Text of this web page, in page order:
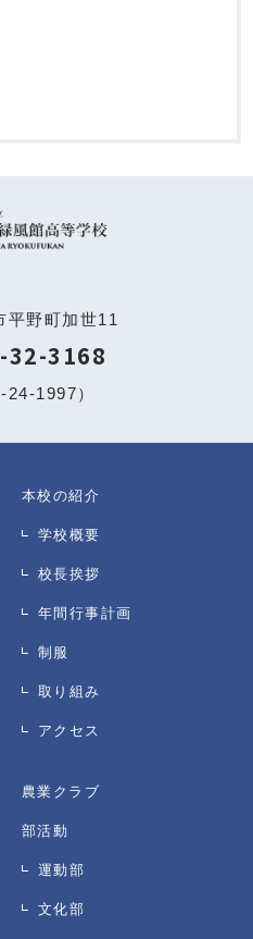
平野町加世11
32-3168
24-1997）
本校の紹介
学校概要
校長挨拶
年間行事計画
制服
取り組み
アクセス
農業クラブ
部活動
運動部
文化部